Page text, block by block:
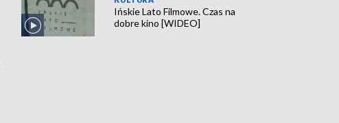
Ińskie Lato Filmowe. Czas na
dobre kino [WIDEO]